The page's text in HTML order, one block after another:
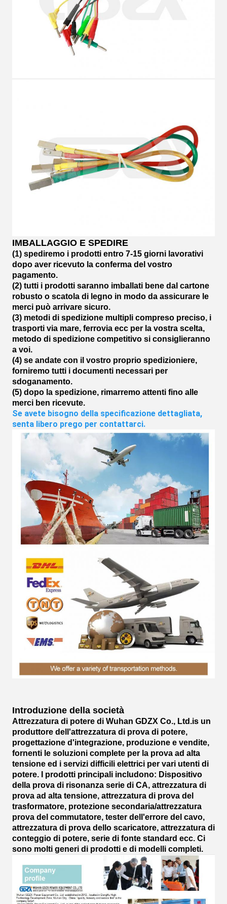
IMBALLAGGIO E SPEDIRE
(1) spediremo i prodotti entro 7-15 giorni lavorativi
dopo aver ricevuto la conferma del vostro
pagamento.
(2) tutti i prodotti saranno imballati bene dal cartone
robusto o scatola di legno in modo da assicurare le
merci può arrivare sicuro.
(3) metodi di spedizione multipli compreso preciso, i
trasporti via mare, ferrovia ecc per la vostra scelta,
metodo di spedizione competitivo si consiglieranno
a voi.
(4) se andate con il vostro proprio spedizioniere,
forniremo tutti i documenti necessari per
sdoganamento.
(5) dopo la spedizione, rimarremo attenti fino alle
merci ben ricevute.
Se avete bisogno della specificazione dettagliata,
senta libero prego per contattarci.
Introduzione della società
Attrezzatura di potere di Wuhan GDZX Co., Ltd.is un
produttore dell'attrezzatura di prova di potere,
progettazione d'integrazione, produzione e vendite,
fornenti le soluzioni complete per la prova ad alta
tensione ed i servizi difficili elettrici per vari utenti di
potere. I prodotti principali includono: Dispositivo
della prova di risonanza serie di CA, attrezzatura di
prova ad alta tensione, attrezzatura di prova del
trasformatore, protezione secondaria/attrezzatura
prova del commutatore, tester dell'errore del cavo,
attrezzatura di prova dello scaricatore, attrezzatura di
conteggio di potere, serie di fonte standard ecc. Ci
sono molti generi di prodotti e di modelli completi.